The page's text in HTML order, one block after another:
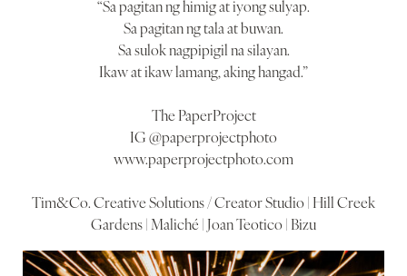
“Sa pagitan ng himig at iyong sulyap.
Sa pagitan ng tala at buwan.
Sa sulok nagpipigil na silayan.
Ikaw at ikaw lamang, aking hangad.”
The PaperProject
IG @paperprojectphoto
www.paperprojectphoto.com
Tim&Co. Creative Solutions / Creator Studio | Hill Creek
Gardens | Maliché | Joan Teotico | Bizu